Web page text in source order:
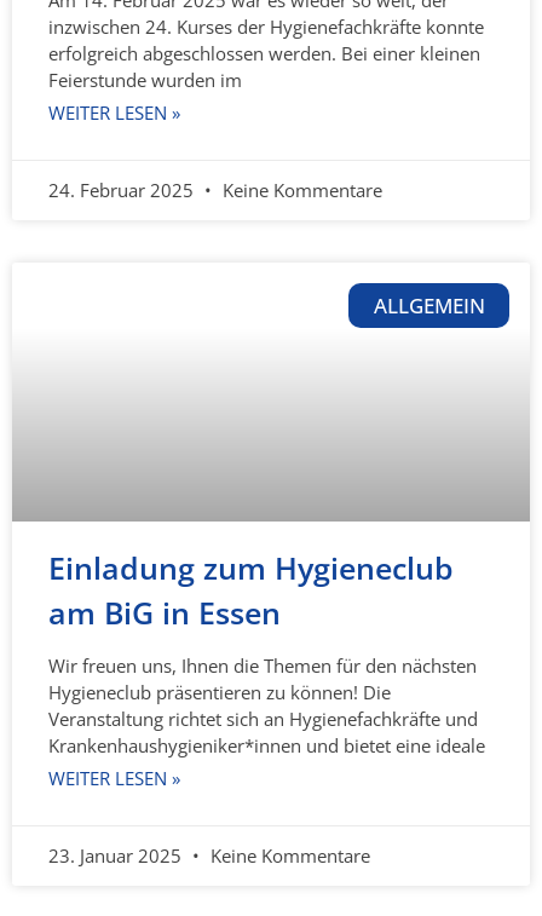
inzwischen 24. Kurses der Hygienefachkräfte konnte
erfolgreich abgeschlossen werden. Bei einer kleinen
Feierstunde wurden im
WEITER LESEN »
24. Februar 2025 Keine Kommentare
ALLGEMEIN
Einladung zum Hygieneclub
am BiG in Essen
Wir freuen uns, Ihnen die Themen für den nächsten
Hygieneclub präsentieren zu können! Die
Veranstaltung richtet sich an Hygienefachkräfte und
Krankenhaushygieniker*innen und bietet eine ideale
WEITER LESEN »
23. Januar 2025 Keine Kommentare